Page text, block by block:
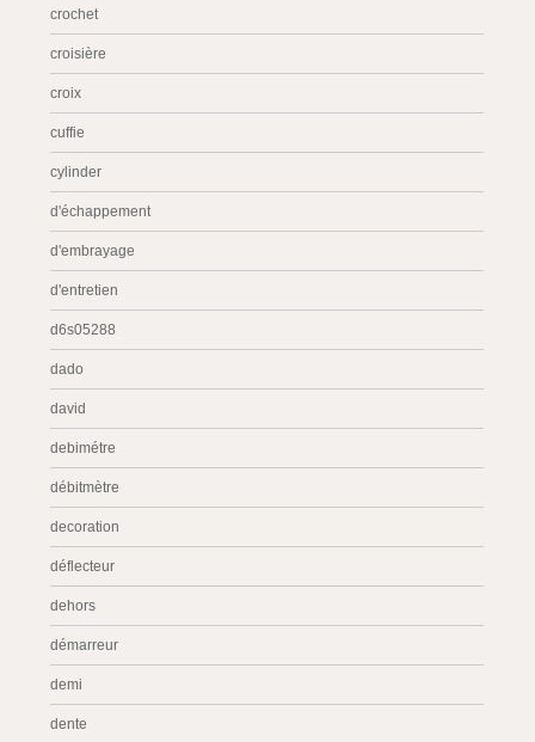
crochet
croisière
croix
cuffie
cylinder
d'échappement
d'embrayage
d'entretien
d6s05288
dado
david
debimétre
débitmètre
decoration
déflecteur
dehors
démarreur
demi
dente